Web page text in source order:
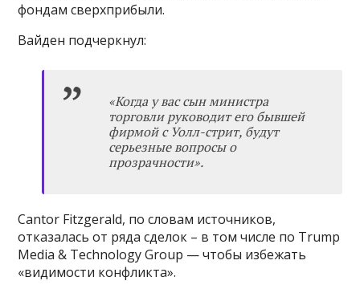
фондам сверхприбыли.
Вайден подчеркнул:
«Когда у вас сын министра
торговли руководит его бывшей
фирмой с Уолл-стрит, будут
серьезные вопросы о
прозрачности».
Cantor Fitzgerald, по словам источников,
отказалась от ряда сделок – в том числе по Trump
Media & Technology Group — чтобы избежать
«видимости конфликта».